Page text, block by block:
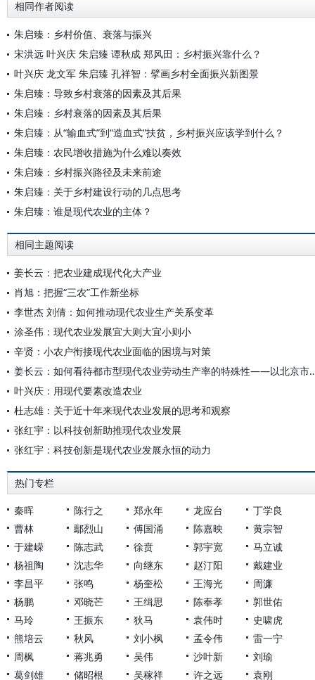
相同作者阅读
朱启臻：乡村价值、衰落与振兴
宋洪远 叶兴庆 朱启臻 谭秋成 郑风田：乡村振兴靠什么？
叶兴庆 龙文军 朱启臻 孔祥智：擘画乡村全面振兴新图景
朱启臻：导致乡村衰落的因素及其后果
朱启臻：乡村衰落的因素及其后果
朱启臻：从“输血式”到“造血式”扶贫，乡村振兴应该学到什么？
朱启臻：农民增收措施为什么难以奏效
朱启臻：乡村振兴路径及未来前途
朱启臻：关于乡村建设行动的几点思考
朱启臻：谁是现代农业的主体？
相同主题阅读
姜长云：把农业建成现代化大产业
肖旭：把握“三农”工作新坐标
李世杰 刘倩：如何推动现代农业生产关系变革
涂圣伟：现代农业发展宜大则大宜小则小
辛贤：小农户衔接现代农业面临的困境与对策
姜长云：如何看待都市型现
叶兴庆：用现代要素改造农业
杜志雄：关于近十年来现代农业发展的思考和观察
张红宇：以科技创新助推现代农业发展
张红宇：科技创新是现代农业发展永恒的动力
热门专栏
秦晖 陈行之 郑永年 龙应台
丁学良
曹林
鄢烈山 傅国涌 陈嘉映
黄宗智
于建嵘
陈志武 徐贲 郭宇宽
马立诚
杨祖陶
沈志华 向继东 赵汀阳
戴建业
李昌平
张鸣 杨奎松 王海光
周濂
杨鹏
邓晓芒 王缉思 陈奉孝
郭世佑
马玲
王振东 狄马 袁伟时
史啸虎
熊培云
秋风 刘小枫 孟令伟
雷一宁
周枫
蒋兆勇 吴伟 沙叶新
刘瑜
葛剑雄
储昭根 吴稼祥 许之远 袁刚